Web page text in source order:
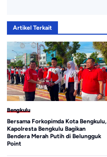
Artikel Terkait
Bengkulu
Bersama Forkopimda Kota Bengkulu,
Kapolresta Bengkulu Bagikan
Bendera Merah Putih di Belungguk
Point